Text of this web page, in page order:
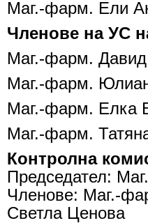
Маг.-фарм. Ели
Членове на УС
Маг.-фарм.
Маг.-фарм.
Маг.-фарм. Елка
Маг.-фарм.
Контролна
Председател:
Членове: Маг.-
Светла Ценова